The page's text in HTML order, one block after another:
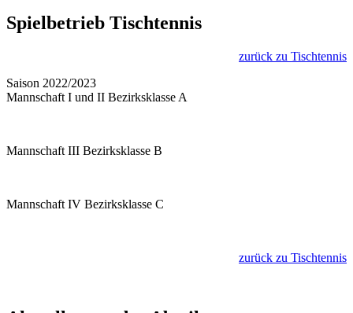
Spielbetrieb Tischtennis
zurück zu Tischtennis
Saison 2022/2023
Mannschaft I und II Bezirksklasse A
Mannschaft III Bezirksklasse B
Mannschaft IV Bezirksklasse C
zurück zu Tischtennis